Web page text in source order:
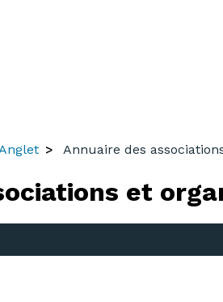
Annuaire des
et